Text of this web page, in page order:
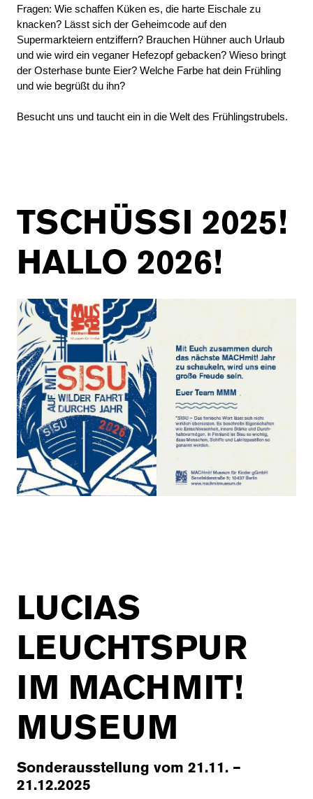
Fragen: Wie schaffen Küken es, die harte Eischale zu
knacken? Lässt sich der Geheimcode auf den
Supermarkteiern entziffern? Brauchen Hühner auch Urlaub
und wie wird ein veganer Hefezopf gebacken? Wieso bringt
der Osterhase bunte Eier? Welche Farbe hat dein Frühling
und wie begrüßt du ihn?
Besucht uns und taucht ein in die Welt des Frühlingstrubels.
TSCHÜSSI 2025!
HALLO 2026!
LUCIAS
LEUCHTSPUR
IM MACHMIT!
MUSEUM
Sonderausstellung vom 21.11. –
21.12.2025